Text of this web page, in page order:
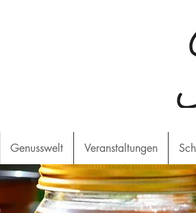
Genusswelt Veranstaltungen